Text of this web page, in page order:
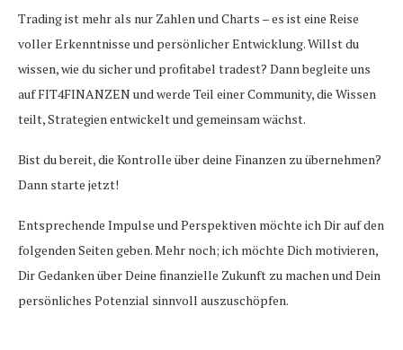
Trading ist mehr als nur Zahlen und Charts – es ist eine Reise
voller Erkenntnisse und persönlicher Entwicklung. Willst du
wissen, wie du sicher und profitabel tradest? Dann begleite uns
auf FIT4FINANZEN und werde Teil einer Community, die Wissen
teilt, Strategien entwickelt und gemeinsam wächst.
Bist du bereit, die Kontrolle über deine Finanzen zu übernehmen?
Dann starte jetzt!
Entsprechende Impulse und Perspektiven möchte ich Dir auf den
folgenden Seiten geben. Mehr noch; ich möchte Dich motivieren,
Dir Gedanken über Deine finanzielle Zukunft zu machen und Dein
persönliches Potenzial sinnvoll auszuschöpfen.